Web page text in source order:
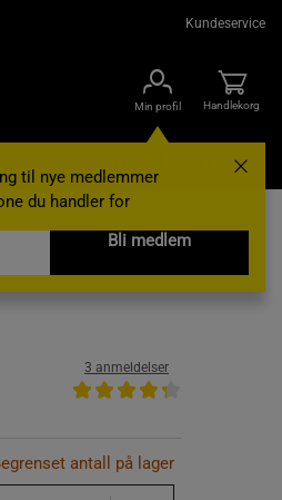
Kundeservice
Min profil
til nye medlemmer
du handler for
Bli medlem
Handlekorg
Gavekort
3 anmeldelser
antall på lager